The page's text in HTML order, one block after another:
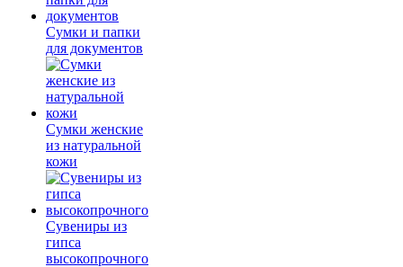
Сумки и папки
для документов
Сумки женские
из натуральной
кожи
Сувениры из
гипса
высокопрочного